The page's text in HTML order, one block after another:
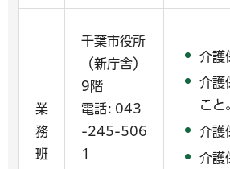
業
務
班
千葉市役所
（新庁舎）
9階
電話: 043
-245-506
1
介護
介護
こと
介護
介護